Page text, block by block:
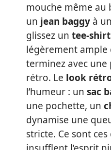
mouche même au
un jean baggy à
glissez un tee-
légèrement ample
terminez avec une
rétro. Le look
l’humeur : un sac
une pochette, un
dynamise une
stricte. Ce sont